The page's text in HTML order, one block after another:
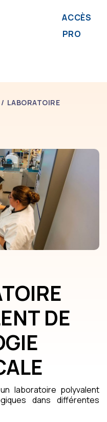
ACCÈS
PRO
LABORATOIRE
DE
laboratoire polyvalent
dans différentes